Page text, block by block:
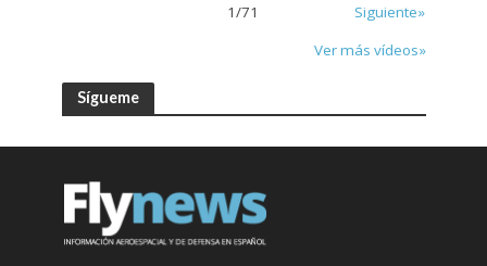
1/71
Siguiente»
Ver más vídeos»
Sígueme